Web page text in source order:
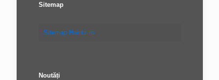
Sitemap
Sitemap Haintz.ro
Noutăți